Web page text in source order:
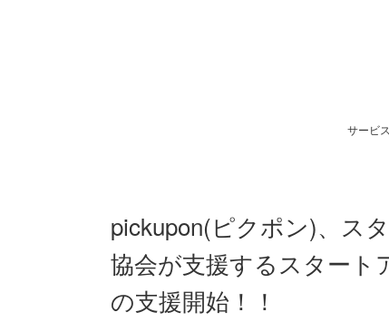
サービス
pickupon(ピクポン)、ス
協会が支援するスタート
の支援開始！！